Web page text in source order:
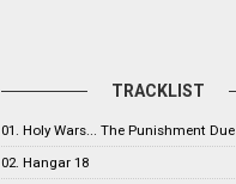
TRACKLIST
01. Holy Wars... The Punishment Due
02. Hangar 18